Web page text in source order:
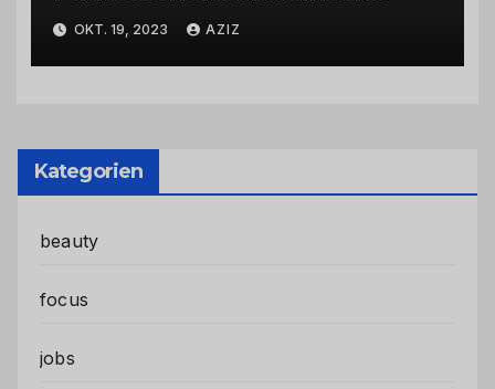
Einfluss von Drogen
OKT. 19, 2023 AZIZ
Kategorien
beauty
focus
jobs